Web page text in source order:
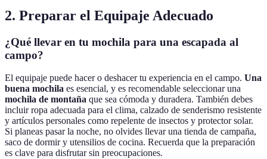
2. Preparar el Equipaje Adecuado
¿Qué llevar en tu mochila para una escapada al
campo?
El equipaje puede hacer o deshacer tu experiencia en el campo. Una
buena mochila es esencial, y es recomendable seleccionar una
mochila de montaña que sea cómoda y duradera. También debes
incluir ropa adecuada para el clima, calzado de senderismo resistente
y artículos personales como repelente de insectos y protector solar.
Si planeas pasar la noche, no olvides llevar una tienda de campaña,
saco de dormir y utensilios de cocina. Recuerda que la preparación
es clave para disfrutar sin preocupaciones.